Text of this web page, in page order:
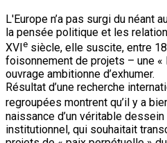
L'Europe n’a pas surgi du néant
la pensée politique et les
XVI e siècle, elle suscite, entre
foisonnement de projets – une «
ouvrage ambitionne d’exhumer.
Résultat d’une recherche
regroupées montrent qu’il y a
naissance d’un véritable
institutionnel, qui souhaitait